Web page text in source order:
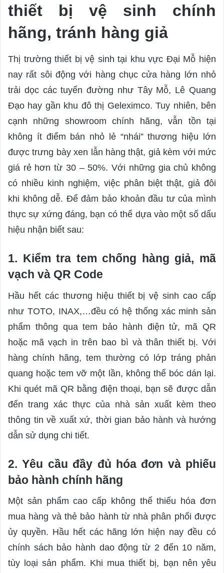
thiết bị vệ sinh chính
hãng, tránh hàng giả
Thị trường thiết bị vệ sinh tại khu vực Đại Mỗ hiện
nay rất sôi động với hàng chục cửa hàng lớn nhỏ
trải dọc các tuyến đường như Tây Mỗ, Lê Quang
Đạo hay gần khu đô thị Geleximco. Tuy nhiên, bên
cạnh những showroom chính hãng, vẫn tồn tại
không ít điểm bán nhỏ lẻ “nhái” thương hiệu lớn
được trưng bày xen lẫn hàng thật, giả kèm với mức
giá rẻ hơn từ 30 – 50%. Với những gia chủ không
có nhiều kinh nghiệm, việc phân biệt thật, giả đôi
khi không dễ. Để đảm bảo khoản đầu tư của mình
thực sự xứng đáng, bạn có thể dựa vào một số dấu
hiệu nhận biết sau:
1. Kiểm tra tem chống hàng giả, mã
vạch và QR Code
Hầu hết các thương hiệu thiết bị vệ sinh cao cấp
như TOTO, INAX,…đều có hệ thống xác minh sản
phẩm thông qua tem bảo hành điện tử, mã QR
hoặc mã vạch in trên bao bì và thân thiết bị. Với
hàng chính hãng, tem thường có lớp tráng phản
quang hoặc tem vỡ một lần, không thể bóc dán lại.
Khi quét mã QR bằng điện thoại, bạn sẽ được dẫn
đến trang xác thực của nhà sản xuất kèm theo
thông tin về xuất xứ, thời gian bảo hành và hướng
dẫn sử dụng chi tiết.
2. Yêu cầu đầy đủ hóa đơn và phiếu
bảo hành chính hãng
Một sản phẩm cao cấp không thể thiếu hóa đơn
mua hàng và thẻ bảo hành từ nhà phân phối được
ủy quyền. Hầu hết các hãng lớn hiện nay đều có
chính sách bảo hành dao động từ 2 đến 10 năm,
tùy loại sản phẩm. Khi mua thiết bị, bạn nên yêu